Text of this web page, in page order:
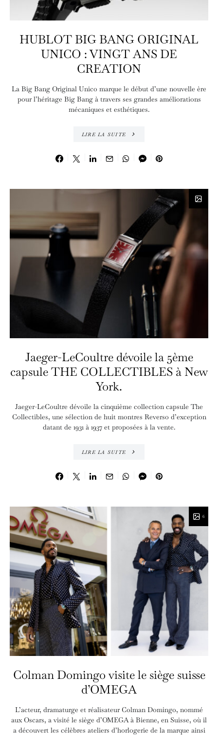
HUBLOT BIG BANG ORIGINAL
UNICO : VINGT ANS DE
CREATION
La Big Bang Original Unico marque le début d’une nouvelle ère
pour l’héritage Big Bang à travers ses grandes améliorations
mécaniques et esthétiques.
LIRE LA SUITE
Jaeger-LeCoultre dévoile la 5ème
capsule THE COLLECTIBLES à New
York.
Jaeger-LeCoultre dévoile la cinquième collection capsule The
Collectibles, une sélection de huit montres Reverso d’exception
datant de 1931 à 1937 et proposées à la vente.
LIRE LA SUITE
6
Colman Domingo visite le siège suisse
d’OMEGA
L’acteur, dramaturge et réalisateur Colman Domingo, nommé
aux Oscars, a visité le siège d’OMEGA à Bienne, en Suisse, où il
a découvert les célèbres ateliers d’horlogerie de la marque ainsi